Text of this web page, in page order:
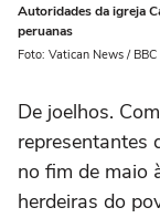
Autoridades da igreja
peruanas
Foto: Vatican News /
De joelhos.
representantes
no fim de maio
herdeiras do